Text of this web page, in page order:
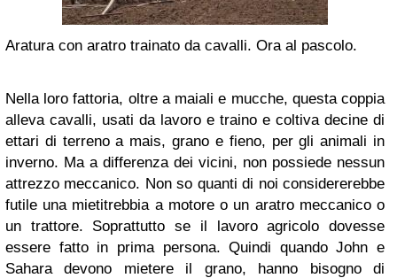
Aratura con aratro trainato da cavalli. Ora al pascolo.
Nella loro fattoria, oltre a maiali e mucche, questa coppia
alleva cavalli, usati da lavoro e traino e coltiva decine di
ettari di terreno a mais, grano e fieno, per gli animali in
inverno. Ma a differenza dei vicini, non possiede nessun
attrezzo meccanico. Non so quanti di noi considererebbe
futile una mietitrebbia a motore o un aratro meccanico o
un trattore. Soprattutto se il lavoro agricolo dovesse
essere fatto in prima persona. Quindi quando John e
Sahara devono mietere il grano, hanno bisogno di